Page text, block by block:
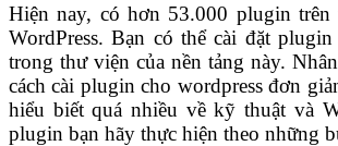
Hiện nay, có hơn 53.000 plugin trên
WordPress. Bạn có thể cài đặt
trong thư viện của nền tảng này.
cách cài plugin cho wordpress đơn
hiểu biết quá nhiều về kỹ thuật và
plugin bạn hãy thực hiện theo những